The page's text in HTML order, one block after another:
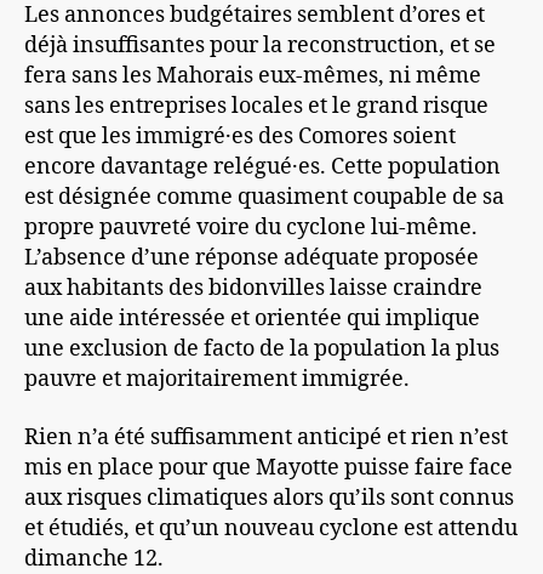
Les annonces budgétaires semblent d’ores et
déjà insuffisantes pour la reconstruction, et se
fera sans les Mahorais eux-mêmes, ni même
sans les entreprises locales et le grand risque
est que les immigré·es des Comores soient
encore davantage relégué·es. Cette population
est désignée comme quasiment coupable de sa
propre pauvreté voire du cyclone lui-même.
L’absence d’une réponse adéquate proposée
aux habitants des bidonvilles laisse craindre
une aide intéressée et orientée qui implique
une exclusion de facto de la population la plus
pauvre et majoritairement immigrée.
Rien n’a été suffisamment anticipé et rien n’est
mis en place pour que Mayotte puisse faire face
aux risques climatiques alors qu’ils sont connus
et étudiés, et qu’un nouveau cyclone est attendu
dimanche 12.